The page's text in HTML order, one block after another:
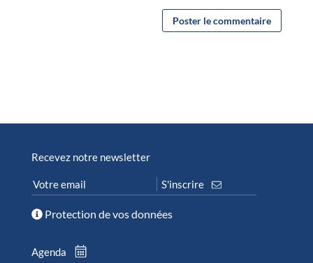
Recevez notre newsletter
Protection de vos données
Agenda